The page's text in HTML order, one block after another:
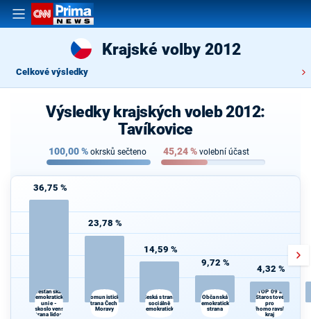
Krajské volby 2012
Celkové výsledky
Výsledky krajských voleb 2012:
Tavíkovice
100,00% okrsků sečteno 45,24% volební účast
36,75 %
Křesťanská a
demokratická
unie -
Československá
strana lidová
23,78 %
Komunistická
strana Čech a
Moravy
14,59 %
Česká strana
sociálně
demokratická
9,72 %
Občanská
demokratická
strana
4,32 %
TOP 09 a
Starostové
pro
Jihomoravský
kraj